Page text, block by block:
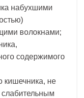
набухшими
волокнами;
содержимого
кишечника, не
слабительным